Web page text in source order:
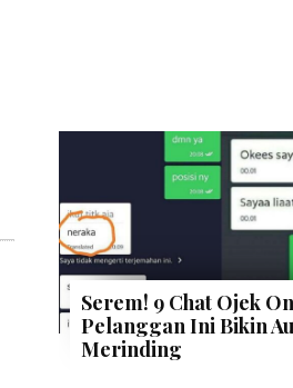
Serem! 9 Chat Ojek
Pelanggan Ini Bikin
Merinding